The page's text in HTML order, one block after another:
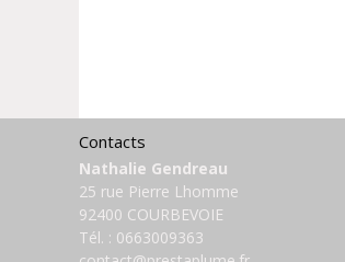
Contacts
Nathalie Gendreau
25 rue Pierre Lhomme
92400 COURBEVOIE
Tél. : 0663009363